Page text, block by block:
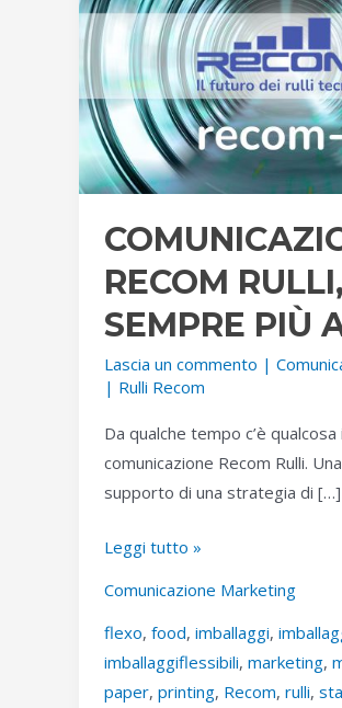
RECOM RULLI,
SEMPRE PIÙ
Lascia un commento |
| Rulli Recom
Da qualche tempo c’è qualcosa
comunicazione Recom Rulli.
supporto di una strategia di […]
COMUNICAZIONE
SEMPRE
PIÙ
AVANTI
Leggi tutto »
Comunicazione Marketing
flexo, food, imballaggi,
imballaggiflessibili, marketing,
paper, printing, Recom, rulli,